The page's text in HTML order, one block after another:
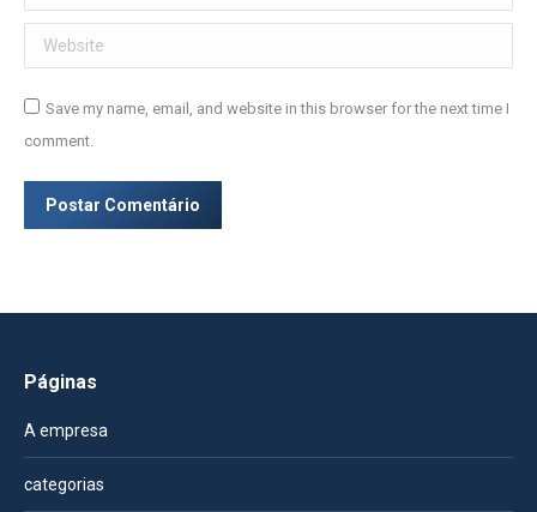
Website
Save my name, email, and website in this browser for the next time I
comment.
Postar Comentário
Páginas
A empresa
categorias